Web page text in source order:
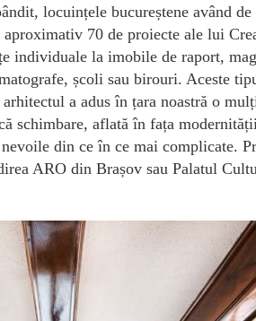
locuințele bucureștene având
70 de proiecte ale lui
individuale la imobile de raport,
școli sau birouri. Aceste
a adus în țara noastră o
schimbare, aflată în fața
din ce în ce mai complicate.
ARO din Brașov sau Palatul